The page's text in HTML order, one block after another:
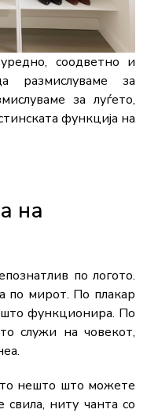
соодветно и
размислуваме за
за луѓето,
функција на
на
по логото.
по мирот. По плакар
што функционира. По
служи на човекот,
нешто што можете
ниту чанта со